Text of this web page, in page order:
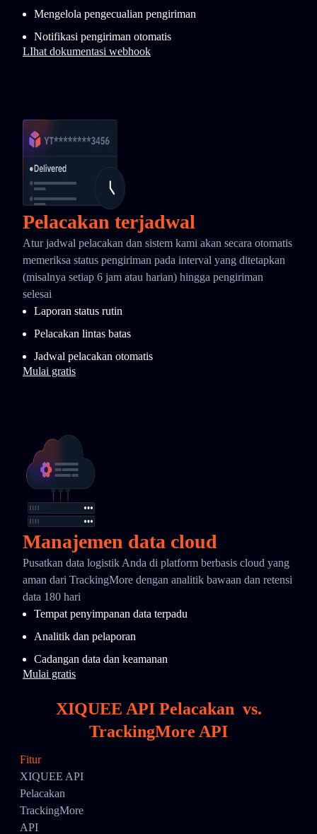
Mengelola pengecualian pengiriman
Notifikasi pengiriman otomatis
LIhat dokumentasi webhook
Pelacakan terjadwal
Atur jadwal pelacakan dan sistem kami akan secara otomatis
memeriksa status pengiriman pada interval yang ditetapkan
(misalnya setiap 6 jam atau harian) hingga pengiriman
selesai
Laporan status rutin
Pelacakan lintas batas
Jadwal pelacakan otomatis
Mulai gratis
Manajemen data cloud
Pusatkan data logistik Anda di platform berbasis cloud yang
aman dari TrackingMore dengan analitik bawaan dan retensi
data 180 hari
Tempat penyimpanan data terpadu
Analitik dan pelaporan
Cadangan data dan keamanan
Mulai gratis
XIQUEE API Pelacakan vs.
TrackingMore API
Fitur
XIQUEE API
Pelacakan
TrackingMore
API